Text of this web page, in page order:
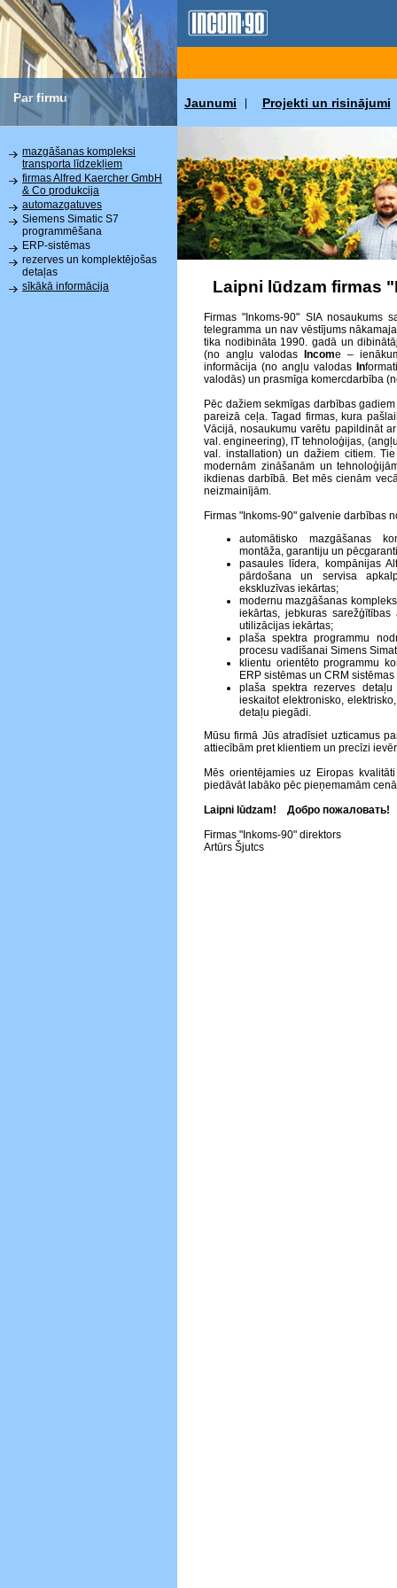
Par firmu Jaunumi Projekti un risinājumi
mazgāšanas kompleksi
transporta līdzekļiem
firmas Alfred Kaercher GmbH
& Co produkcija
automazgatuves
Siemens Simatic S7
programmēšana
ERP-sistēmas
rezerves un komplektējošas
detaļas
sīkākā informācija
Laipni lūdzam firmas
Firmas "Inkoms-90" SIA nosaukums
telegramma un nav vēstījums
tika nodibināta 1990. gadā un
(no angļu valodas Income –
informācija (no angļu valodas In
valodās) un prasmīga komercdarbība
Pēc dažiem sekmīgas darbības
pareizā ceļa. Tagad firmas, kura
Vācijā, nosaukumu varētu papildināt
val. engineering), IT tehnoloģijas,
val. installation) un dažiem citiem.
modernām zināšanām un
ikdienas darbībā. Bet mēs cienām
neizmainījām.
Firmas "Inkoms-90" galvenie darbības
automātisko mazgāšanas
montāža, garantiju un
pasaules līdera, kompānijas
pārdošana un servisa
ekskluzīvas iekārtas;
modernu mazgāšanas
iekārtas, jebkuras sarežģītības
utilizācijas iekārtas;
plaša spektra programmu
procesu vadīšanai Simens
klientu orientēto programmu
ERP sistēmas un CRM
plaša spektra rezerves detaļu
ieskaitot elektronisko,
detaļu piegādi.
Mūsu firmā Jūs atradīsiet uzticamus
attiecībām pret klientiem un precīzi
Mēs orientējamies uz Eiropas
piedāvāt labāko pēc pieņemamām
Laipni lūdzam! Добро
Firmas "Inkoms-90" direktors
Artūrs Šjutcs